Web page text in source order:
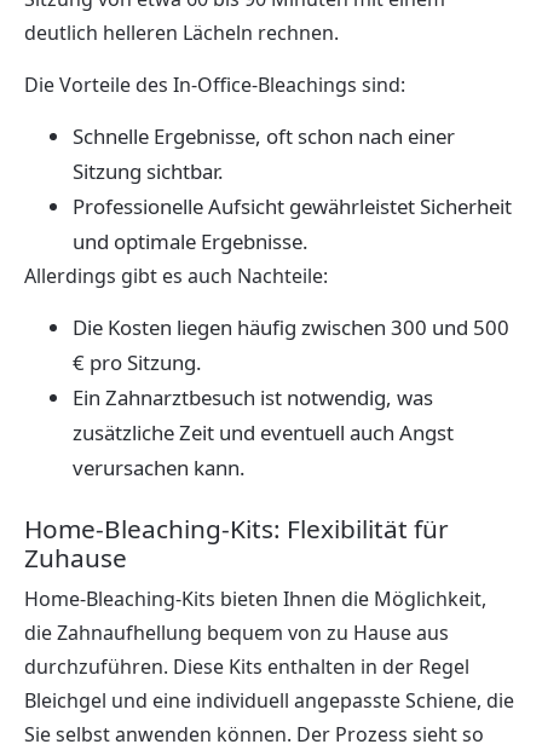
deutlich helleren Lächeln rechnen.
Die Vorteile des In-Office-Bleachings sind:
Schnelle Ergebnisse, oft schon nach einer
Sitzung sichtbar.
Professionelle Aufsicht gewährleistet Sicherheit
und optimale Ergebnisse.
Allerdings gibt es auch Nachteile:
Die Kosten liegen häufig zwischen 300 und 500
€ pro Sitzung.
Ein Zahnarztbesuch ist notwendig, was
zusätzliche Zeit und eventuell auch Angst
verursachen kann.
Home-Bleaching-Kits: Flexibilität für
Zuhause
Home-Bleaching-Kits bieten Ihnen die Möglichkeit,
die Zahnaufhellung bequem von zu Hause aus
durchzuführen. Diese Kits enthalten in der Regel
Bleichgel und eine individuell angepasste Schiene, die
Sie selbst anwenden können. Der Prozess sieht so